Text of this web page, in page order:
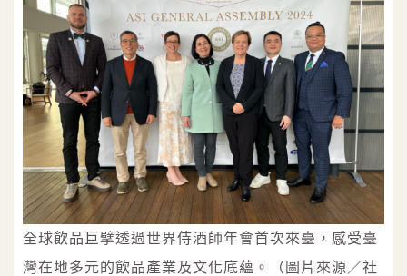
全球飲品巨擘透過世界侍酒師年會首次來臺，感受臺
灣在地多元的飲品產業及文化底蘊。（圖片來源／社